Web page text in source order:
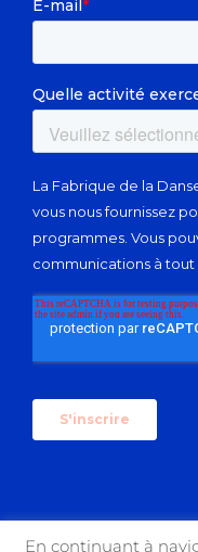
En continuant à